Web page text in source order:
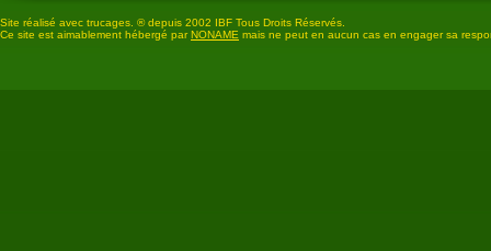
Site réalisé avec trucages. ® depuis 2002 IBF Tous Droits Réservés.
Ce site est aimablement hébergé parNONAME mais ne peut en aucun cas en engager sa